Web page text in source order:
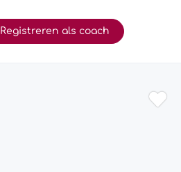
Registreren als coach